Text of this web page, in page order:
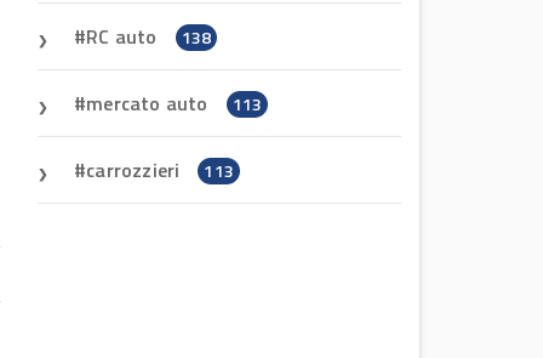
RC auto 138
mercato auto 113
carrozzieri 113